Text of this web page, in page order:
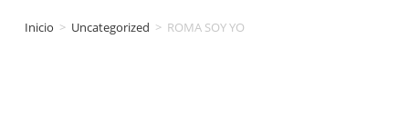
Inicio > Uncategorized > ROMA SOY YO